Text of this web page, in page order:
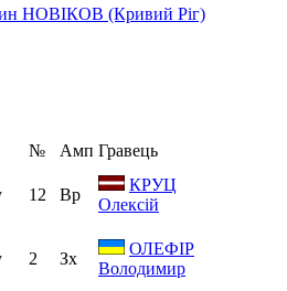
НОВІКОВ (Кривий Ріг)
№ Амп Гравець
12 Вр
КРУЦ
Олексій
2 Зх
ОЛЕФІР
Володимир